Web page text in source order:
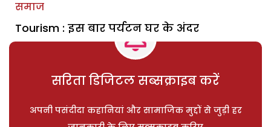
समाज
Tourism : इस बार पर्यटन घर के अंदर
सरिता डिजिटल सब्सक्राइब करें
अपनी पसंदीदा कहानियां और सामाजिक मुद्दों से जुड़ी हर